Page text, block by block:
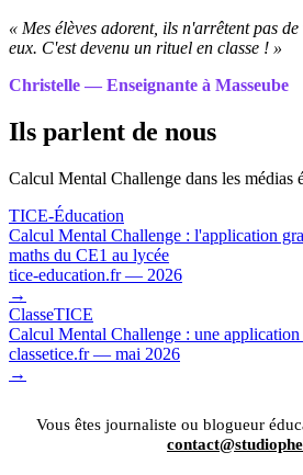
« Mes élèves adorent, ils n'arrêtent pas
eux. C'est devenu un rituel en classe ! »
Christelle — Enseignante à Masseube
Ils parlent de nous
Calcul Mental Challenge dans les médias
TICE-Éducation
Calcul Mental Challenge : l'application
maths du CE1 au lycée
tice-education.fr — 2026
→
ClasseTICE
Calcul Mental Challenge : une
classetice.fr — mai 2026
→
Vous êtes journaliste ou blogueur